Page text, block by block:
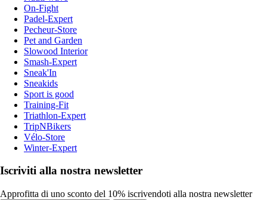
On-Fight
Padel-Expert
Pecheur-Store
Pet and Garden
Slowood Interior
Smash-Expert
Sneak'In
Sneakids
Sport is good
Training-Fit
Triathlon-Expert
TripNBikers
Vélo-Store
Winter-Expert
Iscriviti alla nostra newsletter
Approfitta di uno sconto del 10% iscrivendoti alla nostra newsletter